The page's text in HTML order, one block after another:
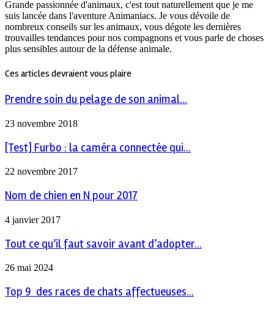
Grande passionnée d'animaux, c'est tout naturellement que je me
suis lancée dans l'aventure Animaniacs. Je vous dévoile de
nombreux conseils sur les animaux, vous dégote les dernières
trouvailles tendances pour nos compagnons et vous parle de choses
plus sensibles autour de la défense animale.
Ces articles devraient vous plaire
Prendre soin du pelage de son animal...
23 novembre 2018
[Test] Furbo : la caméra connectée qui...
22 novembre 2017
Nom de chien en N pour 2017
4 janvier 2017
Tout ce qu’il faut savoir avant d’adopter...
26 mai 2024
Top 9 des races de chats affectueuses...